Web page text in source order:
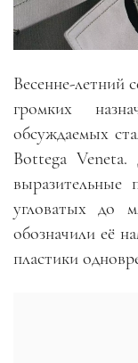
Весенне-летний
громких
обсуждаемых
Bottega Veneta.
угловатых до
обозначили её
пластики